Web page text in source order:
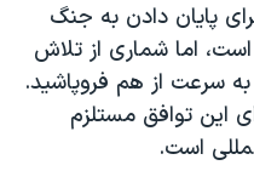
پایان دادن به جنگ
اما شماری از تلاش
سرعت از هم فروپاشید.
این توافق مستلزم
است.